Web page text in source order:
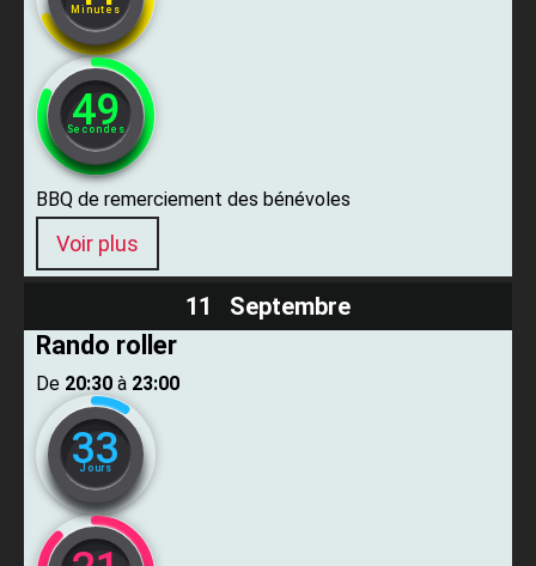
Minutes
47
Secondes
BBQ de remerciement des bénévoles
Voir plus
11 Septembre
Rando roller
De ​ 20:30 ​ à ​ 23:00
33
Jours